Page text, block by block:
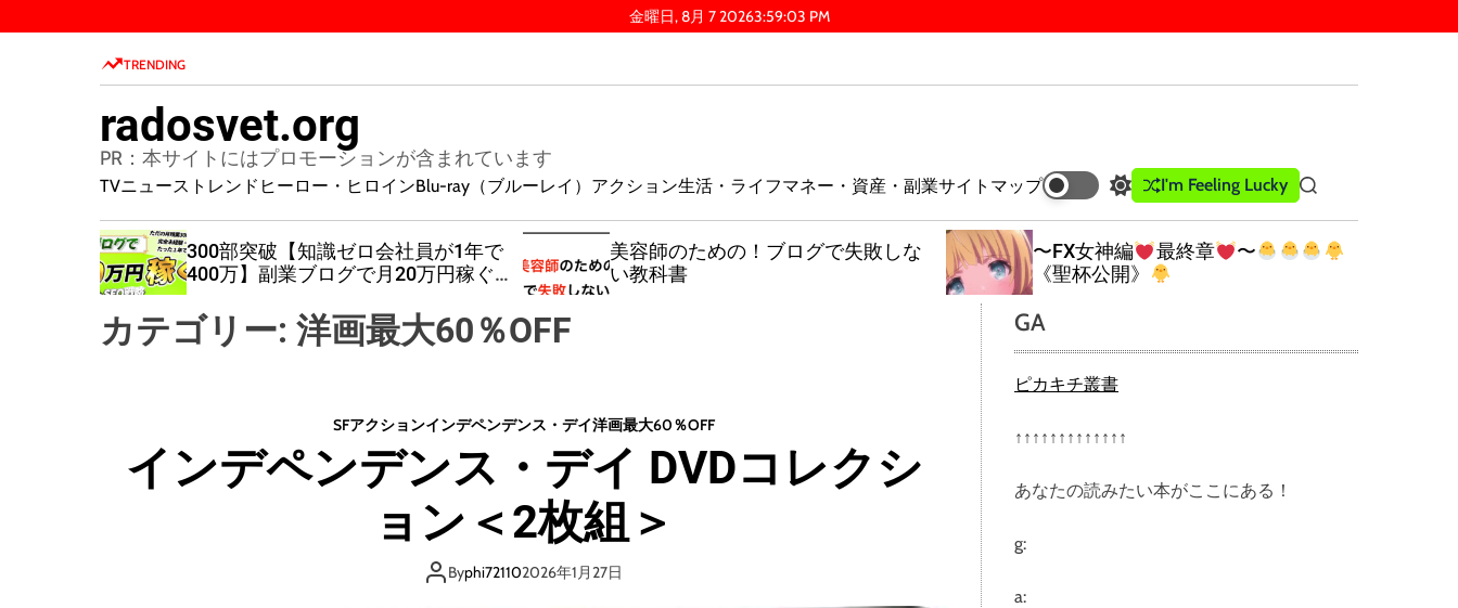
k
金曜日, 8月 7 20263:59:05 PM
TRENDING
radosvet.org
PR：本サイトにはプロモーションが含まれています
TVニューストレンド ヒーロー・ヒロインBlu-ray（ブルーレイ） アクション生活・ライフマネー・資産・副業サイトマップ
S
w
t
c
o
o
m
e
I'm Feeling Lucky
S
e
a
r
300部突破【知識ゼロ会社員が1年で
400万】副業ブログで月20万円稼ぐ
美容師のための！ブログで失敗しな
い教科書
〜FX女神編 最終章
〜
《聖杯公開》
カテゴリー: 洋画最大60％OFF
SFアクションインデペンデンス・デイ洋画最大60％OFF
インデペンデンス・デイ DVDコレクシ
ョン＜2枚組＞
Byphi721102026年1月27日
GA
ピカキチ叢書
↑↑↑↑↑↑↑↑↑↑↑↑↑
あなたの読みたい本がここにある！
g:
a: